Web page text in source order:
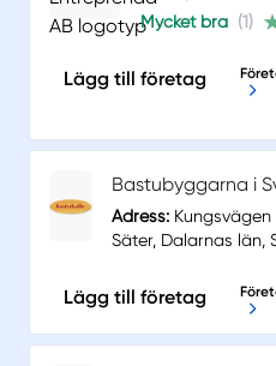
Mycket bra (1)
Lägg till företag
Bastubyggarna i
Adress: Kungsvägen
Säter, Dalarnas län,
Lägg till företag